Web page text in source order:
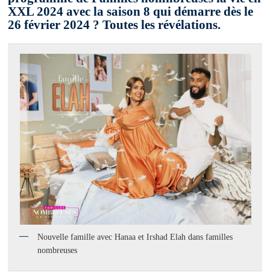
XXL 2024 avec la saison 8 qui démarre dès le
26 février 2024 ? Toutes les révélations.
Nouvelle famille avec Hanaa et Irshad Elah dans familles
nombreuses